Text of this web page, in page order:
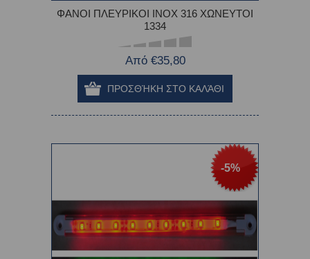
ΦΑΝΟI ΠΛΕΥΡΙΚΟΙ ΙΝΟΧ 316 ΧΩΝΕΥΤΟI
1334
Από €35,80
-5%